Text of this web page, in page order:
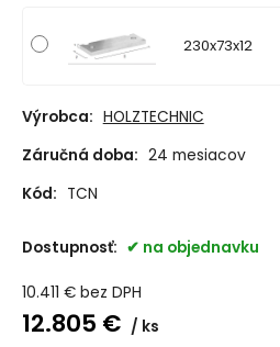
230x73x12
Výrobca: HOLZTECHNIC
Záručná doba: 24 mesiacov
Kód: TCN
Dostupnosť: na objednavku
10.411 € bez DPH
12.805 € ks